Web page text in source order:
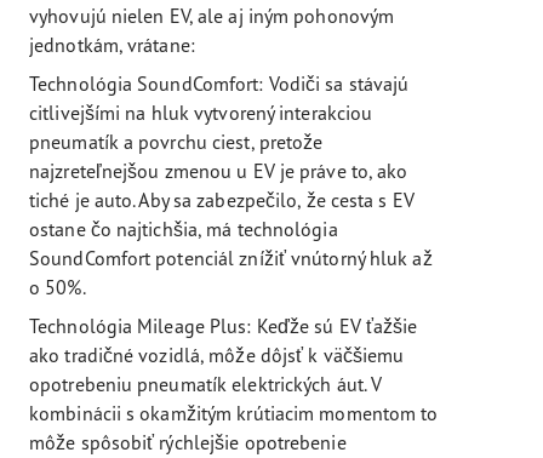
vyhovujú nielen EV, ale aj iným pohonovým
jednotkám, vrátane:
Technológia SoundComfort: Vodiči sa stávajú
citlivejšími na hluk vytvorený interakciou
pneumatík a povrchu ciest, pretože
najzreteľnejšou zmenou u EV je práve to, ako
tiché je auto. Aby sa zabezpečilo, že cesta s EV
ostane čo najtichšia, má technológia
SoundComfort potenciál znížiť vnútorný hluk až
o 50%.
Technológia Mileage Plus: Keďže sú EV ťažšie
ako tradičné vozidlá, môže dôjsť k väčšiemu
opotrebeniu pneumatík elektrických áut. V
kombinácii s okamžitým krútiacim momentom to
môže spôsobiť rýchlejšie opotrebenie